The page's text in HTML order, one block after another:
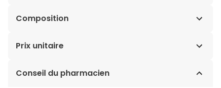
Composition
Sels calciques d'acide orthophosphorique ; cellulose
fumarate ferreux ; hydroxypropylméthylcellulose
Prix unitaire
0,36€ / Comprimés
Conseil du pharmacien